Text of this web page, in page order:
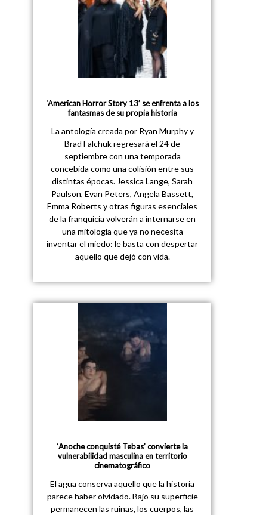
‘American Horror Story 13’ se enfrenta a los
fantasmas de su propia historia
La antología creada por Ryan Murphy y
Brad Falchuk regresará el 24 de
septiembre con una temporada
concebida como una colisión entre sus
distintas épocas. Jessica Lange, Sarah
Paulson, Evan Peters, Angela Bassett,
Emma Roberts y otras figuras esenciales
de la franquicia volverán a internarse en
una mitología que ya no necesita
inventar el miedo: le basta con despertar
aquello que dejó con vida.
‘Anoche conquisté Tebas’ convierte la
vulnerabilidad masculina en territorio
cinematográfico
El agua conserva aquello que la historia
parece haber olvidado. Bajo su superficie
permanecen las ruinas, los cuerpos, las